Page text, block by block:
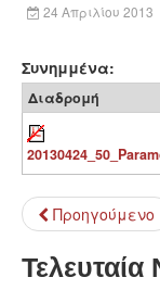
Επικοινωνία
24 Απριλίου 2013
Συνημμένα:
Διαδρομή
Προηγούμενο
Τελευταία